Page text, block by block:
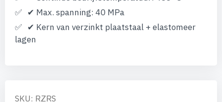
✔ Max. spanning: 40 MPa
✔ Kern van verzinkt plaatstaal + elastomeer
lagen
SKU: RZRS